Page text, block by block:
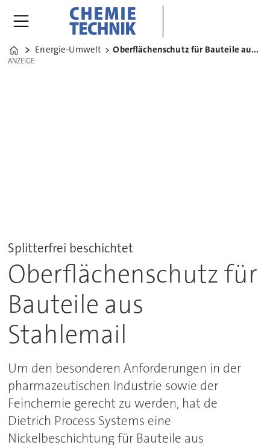
Home
Energie-Umwelt Oberflächenschutz für Bauteile aus Stahlemail
ANZEIGE
ANZEIGE
Splitterfrei beschichtet
Oberflächenschutz für
Bauteile aus
Stahlemail
Um den besonderen Anforderungen in der
pharmazeutischen Industrie sowie der
Feinchemie gerecht zu werden, hat de
Dietrich Process Systems eine
Nickelbeschichtung für Bauteile aus